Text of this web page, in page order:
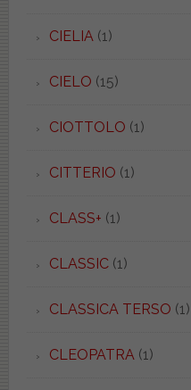
CIELIA (1)
CIELO (15)
CIOTTOLO (1)
CITTERIO (1)
CLASS+ (1)
CLASSIC(1)
CLASSICA TERSO (1)
CLEOPATRA (1)